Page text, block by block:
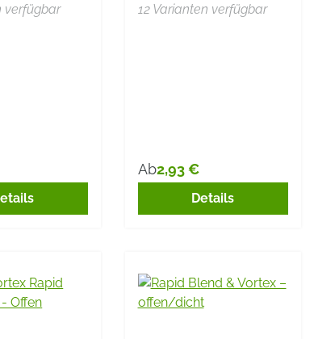
verfügbar
Preis:
12 Varianten verfügbar
Regulärer Preis:
Ab2,93 €
Details